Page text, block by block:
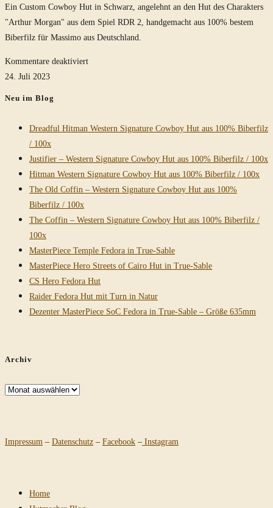
Ein Custom Cowboy Hut in Schwarz, angelehnt an den Hut des Charakters
"Arthur Morgan" aus dem Spiel RDR 2, handgemacht aus 100% bestem
Biberfilz für Massimo aus Deutschland.
Kommentare deaktiviertfür
24. Juli 2023
Neu im Blog
Dreadful Hitman Western Signature Cowboy Hut aus 100% Biberfilz
/ 100x
Justifier – Western Signature Cowboy Hut aus 100% Biberfilz / 100x
Hitman Western Signature Cowboy Hut aus 100% Biberfilz / 100x
The Old Coffin – Western Signature Cowboy Hut aus 100%
Biberfilz / 100x
The Coffin – Western Signature Cowboy Hut aus 100% Biberfilz /
100x
MasterPiece Temple Fedora in True-Sable
MasterPiece Hero Streets of Cairo Hut in True-Sable
CS Hero Fedora Hut
Raider Fedora Hut mit Turn in Natur
Dezenter MasterPiece SoC Fedora in True-Sable – Größe 635mm
Archiv
Archiv
Impressum – Datenschutz – Facebook – Instagram
Home